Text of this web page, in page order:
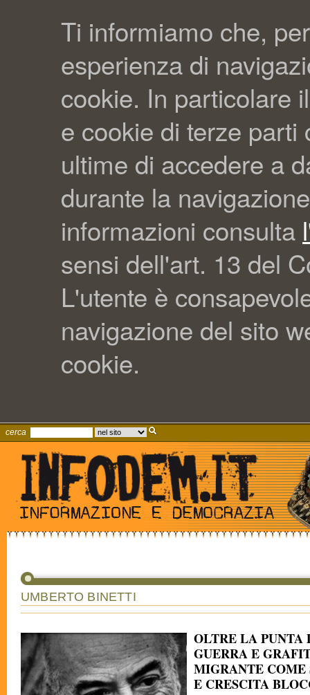
Ti informiamo che,
esperienza di
cookie. In particolare
e cookie di terze parti
ultime di accedere a
durante la
informazioni consulta
sensi dell'art. 13 del
L'utente è
navigazione del sito
cookie.
cerca
UMBERTO BINETTI
OLTRE LA PUNTA
GUERRA E
MIGRANTE COME
E CRESCITA